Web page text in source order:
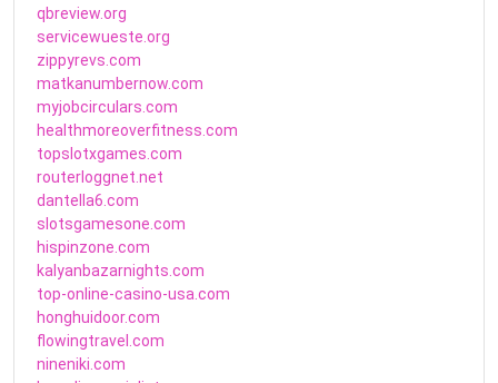
qbreview.org
servicewueste.org
zippyrevs.com
matkanumbernow.com
myjobcirculars.com
healthmoreoverfitness.com
topslotxgames.com
routerloggnet.net
dantella6.com
slotsgamesone.com
hispinzone.com
kalyanbazarnights.com
top-online-casino-usa.com
honghuidoor.com
flowingtravel.com
nineniki.com